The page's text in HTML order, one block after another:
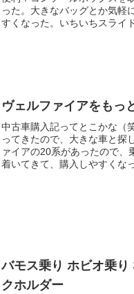
った。大きなバッグとか気軽
すくなった。いちいちスライ
ヴェルファイアをもっ
中古車購入記ってとこかな（
ってきたので、大きな車と探
ァイアの20系があったので
着いてきて、購入しやすくな
バモス乗り ホビオ乗
クホルダー